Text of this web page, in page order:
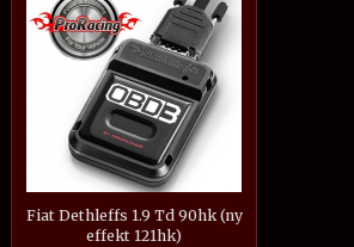
Fiat Dethleffs 1.9 Td 90hk (ny
effekt 121hk)